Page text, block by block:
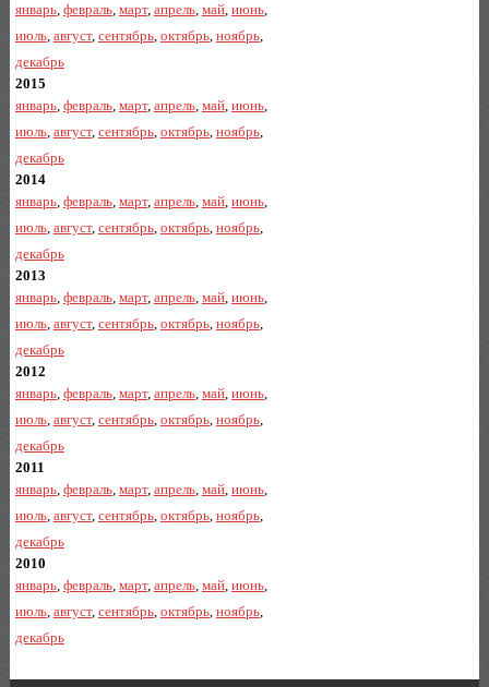
январь, февраль, март, апрель, май, июнь,
июль, август, сентябрь, октябрь, ноябрь,
декабрь
2015
январь, февраль, март, апрель, май, июнь,
июль, август, сентябрь, октябрь, ноябрь,
декабрь
2014
январь, февраль, март, апрель, май, июнь,
июль, август, сентябрь, октябрь, ноябрь,
декабрь
2013
январь, февраль, март, апрель, май, июнь,
июль, август, сентябрь, октябрь, ноябрь,
декабрь
2012
январь, февраль, март, апрель, май, июнь,
июль, август, сентябрь, октябрь, ноябрь,
декабрь
2011
январь, февраль, март, апрель, май, июнь,
июль, август, сентябрь, октябрь, ноябрь,
декабрь
2010
январь, февраль, март, апрель, май, июнь,
июль, август, сентябрь, октябрь, ноябрь,
декабрь